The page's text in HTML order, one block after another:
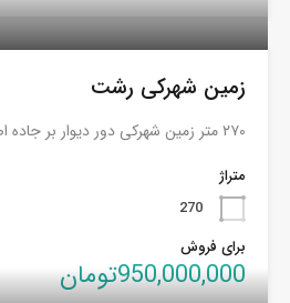
زمین شهرکی رشت
۲۷۰ متر زمین شهرکی دور دیوار بر جاده اصلی داخل…
متراژ
270
برای فروش
950,000,000تومان